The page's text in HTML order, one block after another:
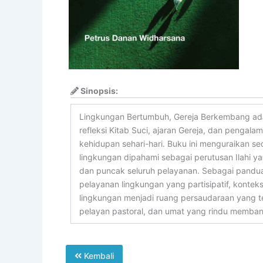
Sinopsis:
Lingkungan Bertumbuh, Gereja Berkembang
refleksi Kitab Suci, ajaran Gereja, dan
kehidupan sehari-hari. Buku ini menguraikan
lingkungan dipahami sebagai perutusan Ilahi
dan puncak seluruh pelayanan. Sebagai
pelayanan lingkungan yang partisipatif,
lingkungan menjadi ruang persaudaraan yang
pelayan pastoral, dan umat yang rindu
Kembali